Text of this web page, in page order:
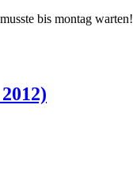
bis montag warten!